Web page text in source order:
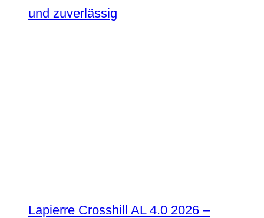
und zuverlässig
Lapierre Crosshill AL 4.0 2026 –